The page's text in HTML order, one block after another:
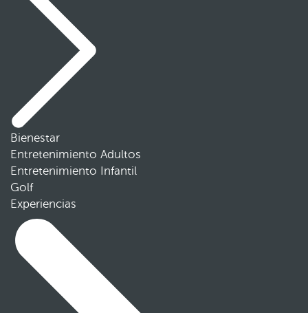
Bienestar
Entretenimiento Adultos
Entretenimiento Infantil
Golf
Experiencias